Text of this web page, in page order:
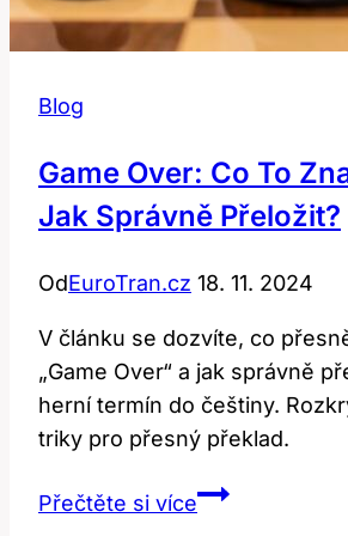
Blog
Game Over: Co To
Jak Správně Přeložit?
OdEuroTran.cz 18. 11. 2024
V článku se dozvíte, co
„Game Over“ a jak správně
herní termín do češtiny.
triky pro přesný překlad.
Přečtěte si víceGame